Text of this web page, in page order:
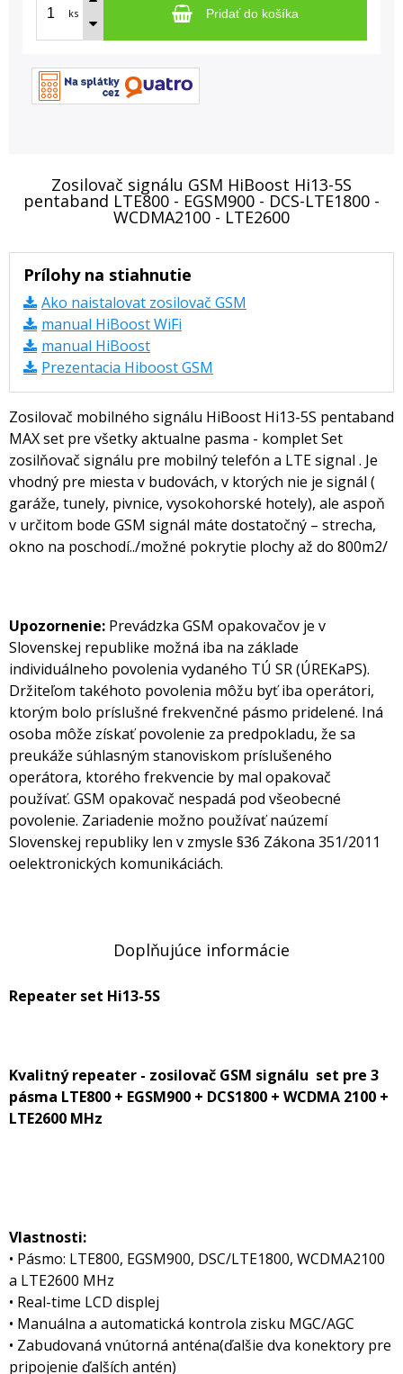
ks Pridať do košíka
Zosilovač signálu GSM HiBoost Hi13-5S
pentaband LTE800 - EGSM900 - DCS-LTE1800 -
WCDMA2100 - LTE2600
Prílohy na stiahnutie
Ako naistalovat zosilovač GSM
manual HiBoost WiFi
manual HiBoost
Prezentacia Hiboost GSM
Zosilovač mobilného signálu HiBoost Hi13-5S pentaband
MAX set pre všetky aktualne pasma - komplet Set
zosilňovač signálu pre mobilný telefón a LTE signal . Je
vhodný pre miesta v budovách, v ktorých nie je signál (
garáže, tunely, pivnice, vysokohorské hotely), ale aspoň
v určitom bode GSM signál máte dostatočný – strecha,
okno na poschodí../možné pokrytie plochy až do 800m2/
Upozornenie: Prevádzka GSM opakovačov je v
Slovenskej republike možná iba na základe
individuálneho povolenia vydaného TÚ SR (ÚREKaPS).
Držiteľom takéhoto povolenia môžu byť iba operátori,
ktorým bolo príslušné frekvenčné pásmo pridelené. Iná
osoba môže získať povolenie za predpokladu, že sa
preukáže súhlasným stanoviskom príslušeného
operátora, ktorého frekvencie by mal opakovač
používať. GSM opakovač nespadá pod všeobecné
povolenie. Zariadenie možno používať naúzemí
Slovenskej republiky len v zmysle §36 Zákona 351/2011
oelektronických komunikáciách.
Doplňujúce informácie
Repeater set Hi13-5S
Kvalitný repeater - zosilovač GSM signálu set pre 3
pásma LTE800 + EGSM900 + DCS1800 + WCDMA 2100 +
LTE2600 MHz
Vlastnosti:
• Pásmo: LTE800, EGSM900, DSC/LTE1800, WCDMA2100
a LTE2600 MHz
• Real-time LCD displej
• Manuálna a automatická kontrola zisku MGC/AGC
• Zabudovaná vnútorná anténa(ďalšie dva konektory pre
pripojenie ďalších antén)